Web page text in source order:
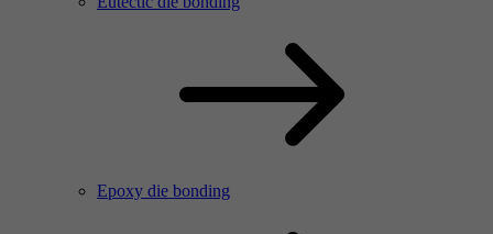
Epoxy die bonding